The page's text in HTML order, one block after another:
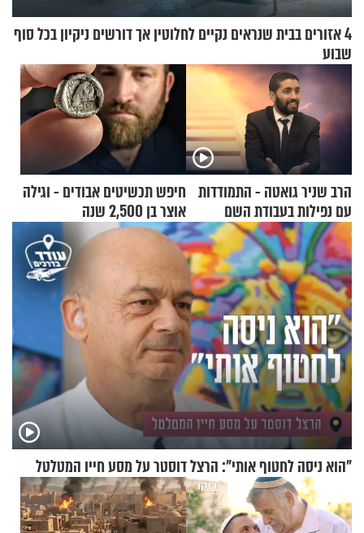
4 אזורים בבית שנראים נקיים לחלוטין אך דורשים ניקיון בכל סוף
שבוע
הרב שניר גואטה - התמודדות
עם נפילות בעבודת השם
חיפש תכשיטים אבודים - וגילה
אוצר בן 2,500 שנה
"הוא ניסה לחטוף אותי": הרצל דוסטר על מסע חייו המטלטל